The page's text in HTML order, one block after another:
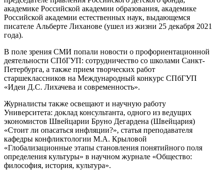
академике Российской академии образования, академике
Российской академии естественных наук, выдающемся
писателе Альберте Лиханове (ушел из жизни 25 декабря 2021
года).
В поле зрения СМИ попали новости о профориентационной
деятельности СПбГУП: сотрудничество со школами Санкт-
Петербурга, а также прием творческих работ
старшеклассников на Международный конкурс СПбГУП
«Идеи Д.С. Лихачева и современность».
Журналисты также освещают и научную работу
Университета: доклад консультанта, одного из ведущих
экономистов Швейцарии Бруно Дегардена (Швейцария)
«Стоит ли опасаться инфляции?», статья преподавателя
кафедры конфликтологии М.А. Крыловой
«Глобализационные этапы становления понятийного поля
определения культуры» в научном журнале «Общество:
философия, история, культура».